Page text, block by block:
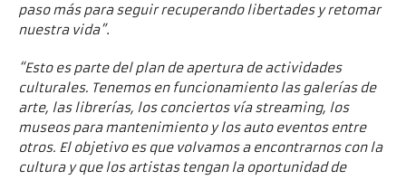
paso más para seguir recuperando libertades y retomar
nuestra vida”.
“Esto es parte del plan de apertura de actividades
culturales. Tenemos en funcionamiento las galerías de
arte, las librerías, los conciertos vía streaming, los
museos para mantenimiento y los auto eventos entre
otros. El objetivo es que volvamos a encontrarnos con la
cultura y que los artistas tengan la oportunidad de